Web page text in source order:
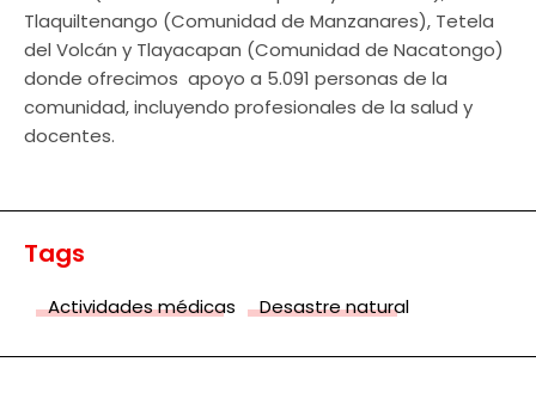
Tlaquiltenango (Comunidad de Manzanares), Tetela
del Volcán y Tlayacapan (Comunidad de Nacatongo)
donde ofrecimos apoyo a 5.091 personas de la
comunidad, incluyendo profesionales de la salud y
docentes.
Tags
Actividades médicas Desastre natural